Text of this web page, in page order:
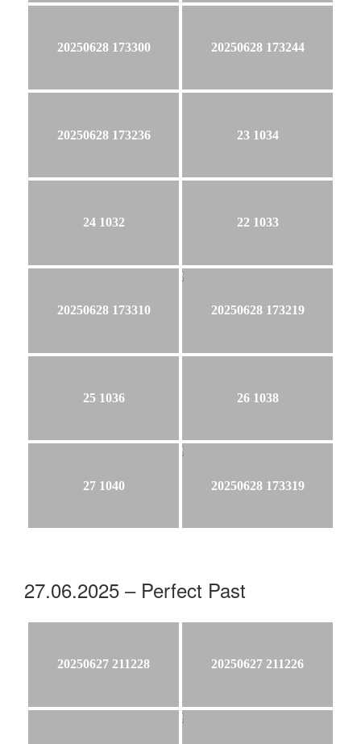
20250628 173300 20250628 173244
20250628 173236 23 1034
24 1032 22 1033
20250628 173310 20250628 173219
25 1036 26 1038
27 1040 20250628 173319
27.06.2025 – Perfect Past
20250627 211228 20250627 211226